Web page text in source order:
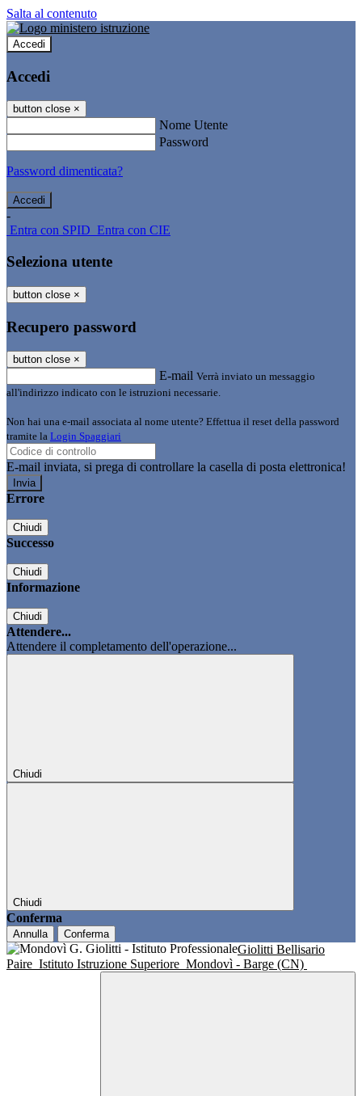
Salta al contenuto
Accedi
Accedi
button close ×
Nome Utente
Password
Password dimenticata?
-
Entra con SPID Entra con CIE
Seleziona utente
button close ×
Recupero password
button close ×
E-mail Verrà inviato un messaggio
all'indirizzo indicato con le istruzioni necessarie.
Non hai una e-mail associata al nome utente? Effettua il reset della password
tramite la Login Spaggiari
E-mail inviata, si prega di controllare la casella di posta elettronica!
Errore
Chiudi
Successo
Chiudi
Informazione
Chiudi
Attendere...
Attendere il completamento dell'operazione...
Chiudi
Chiudi
Conferma
Annulla Conferma
Giolitti Bellisario
Paire Istituto Istruzione Superiore Mondovì - Barge (CN)